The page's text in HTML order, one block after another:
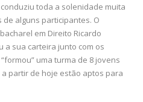
toda a solenidade muita
alguns participantes. O
em Direito Ricardo
a sua carteira junto com os
uma turma de 8 jovens
partir de hoje estão aptos para